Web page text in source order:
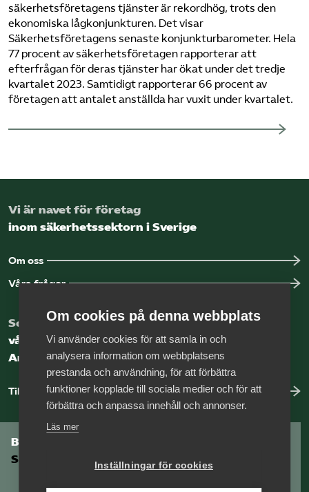
säkerhetsföretagens tjänster är rekordhög, trots den
ekonomiska lågkonjunkturen. Det visar
Säkerhetsföretagens senaste konjunkturbarometer. Hela
77 procent av säkerhetsföretagen rapporterar att
efterfrågan för deras tjänster har ökat under det tredje
kvartalet 2023. Samtidigt rapporterar 66 procent av
företagen att antalet anställda har vuxit under kvartalet.
Vi är navet för företag
inom säkerhetssektorn i Sverige
Om oss
Våra frågor
Som medlem har du tillgång till
vår digitala kunskapsbank
Arbetsgivarguiden
Till Arbetsgivarguiden
Bli medlem i
Säkerhetsföretagen
Om cookies på denna webbplats
Vi använder cookies för att samla in och
analysera information om webbplatsens
prestanda och användning, för att förbättra
funktioner kopplade till sociala medier och för att
förbättra och anpassa innehåll och annonser.
Läs mer
Inställningar för cookies